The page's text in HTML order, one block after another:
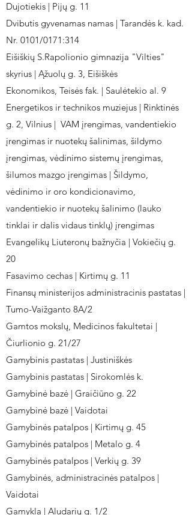
Dujotiekis | Pijų g. 11
Dvibutis gyvenamas namas | Tarandės k. kad.
Nr. 0101/0171:314
Eišiškių S.Rapolionio gimnazija "Vilties"
skyrius | Ąžuolų g. 3, Eišiškės
Ekonomikos, Teisės fak. | Saulėtekio al. 9
Energetikos ir technikos muziejus | Rinktinės
g. 2, Vilnius | VAM įrengimas, vandentiekio
įrengimas ir nuotekų šalinimas, šildymo
įrengimas, vėdinimo sistemų įrengimas,
šilumos mazgo įrengimas | Šildymo,
vėdinimo ir oro kondicionavimo,
vandentiekio ir nuotekų šalinimo (lauko
tinklai ir dalis vidaus tinklų) įrengimas
Evangelikų Liuteronų bažnyčia | Vokiečių g.
20
Fasavimo cechas | Kirtimų g. 11
Finansų ministerijos administracinis pastatas |
Tumo-Vaižganto 8A/2
Gamtos mokslų, Medicinos fakultetai |
Čiurlionio g. 21/27
Gamybinis pastatas | Justiniškės
Gamybinis pastatas | Sirokomlės k.
Gamybinė bazė | Graičiūno g. 22
Gamybinė bazė | Vaidotai
Gamybinės patalpos | Kirtimų g. 45
Gamybinės patalpos | Metalo g. 4
Gamybinės patalpos | Verkių g. 39
Gamybinės, administracinės patalpos |
Vaidotai
Gamykla | Aludarių g. 1/2